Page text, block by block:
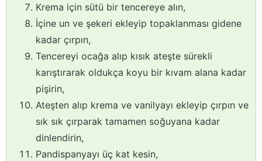
Krema için sütü bir tencereye alın,
İçine un ve şekeri ekleyip topaklanması gidene
kadar çırpın,
Tencereyi ocağa alıp kısık ateşte sürekli
karıştırarak oldukça koyu bir kıvam alana kadar
pişirin,
Ateşten alıp krema ve vanilyayı ekleyip çırpın ve
sık sık çırparak tamamen soğuyana kadar
dinlendirin,
Pandispanyayı üç kat kesin,